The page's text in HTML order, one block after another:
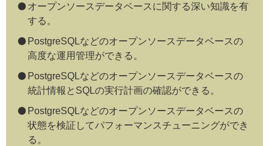
オープンソースデータベースに関する深い知識を有
する。
PostgreSQLなどのオープンソースデータベースの
高度な運用管理ができる。
PostgreSQLなどのオープンソースデータベースの
統計情報とSQLの実行計画の確認ができる。
PostgreSQLなどのオープンソースデータベースの
状態を検証してパフォーマンスチューニングができ
る。